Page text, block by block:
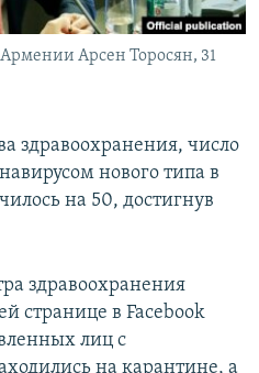
Арсен Торосян, 31
здравоохранения, число
нового типа в
на 50, достигнув
здравоохранения
странице в Facebook
лиц с
на карантине, а